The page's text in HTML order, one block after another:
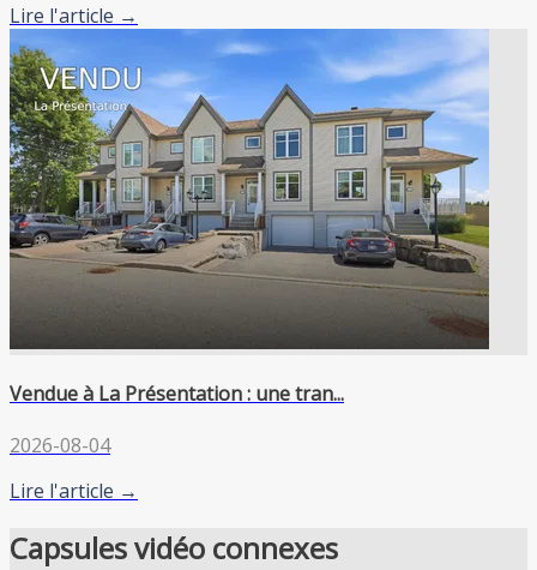
Lire l'article →
Vendue à La Présentation : une tran...
2026-08-04
Lire l'article →
Capsules vidéo connexes